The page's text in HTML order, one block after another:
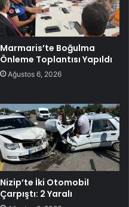
Marmaris’te Boğulma
Önleme Toplantısı Yapıldı
Ağustos 6, 2026
Nizip’te İki Otomobil
Çarpıştı: 2 Yaralı